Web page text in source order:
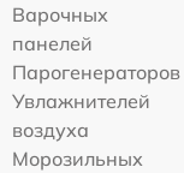
Варочных
панелей
Парогенераторов
Увлажнителей
воздуха
Морозильных